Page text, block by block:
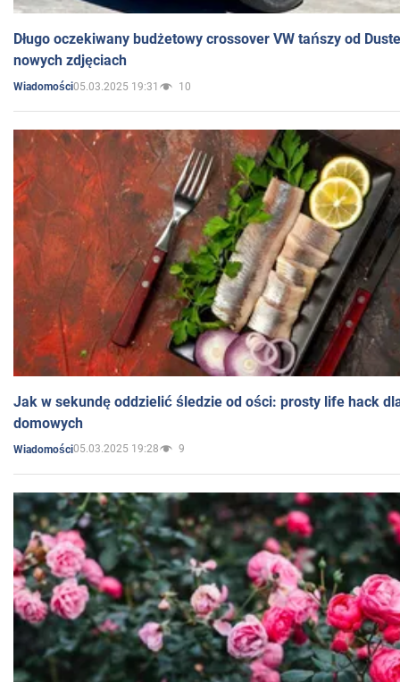
Długo oczekiwany budżetowy crossover VW tańszy od
nowych zdjęciach
Wiadomości05.03.2025 19:31 10
Jak w sekundę oddzielić śledzie od ości: prosty life hack
domowych
Wiadomości05.03.2025 19:28 9